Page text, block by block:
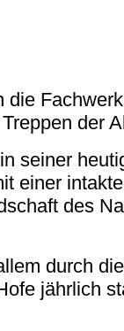
die
der
seiner
einer
des
durch
jährlich